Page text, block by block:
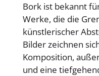
Bork ist bekannt
Werke, die die
künstlerischer
Bilder zeichnen
Komposition,
und eine